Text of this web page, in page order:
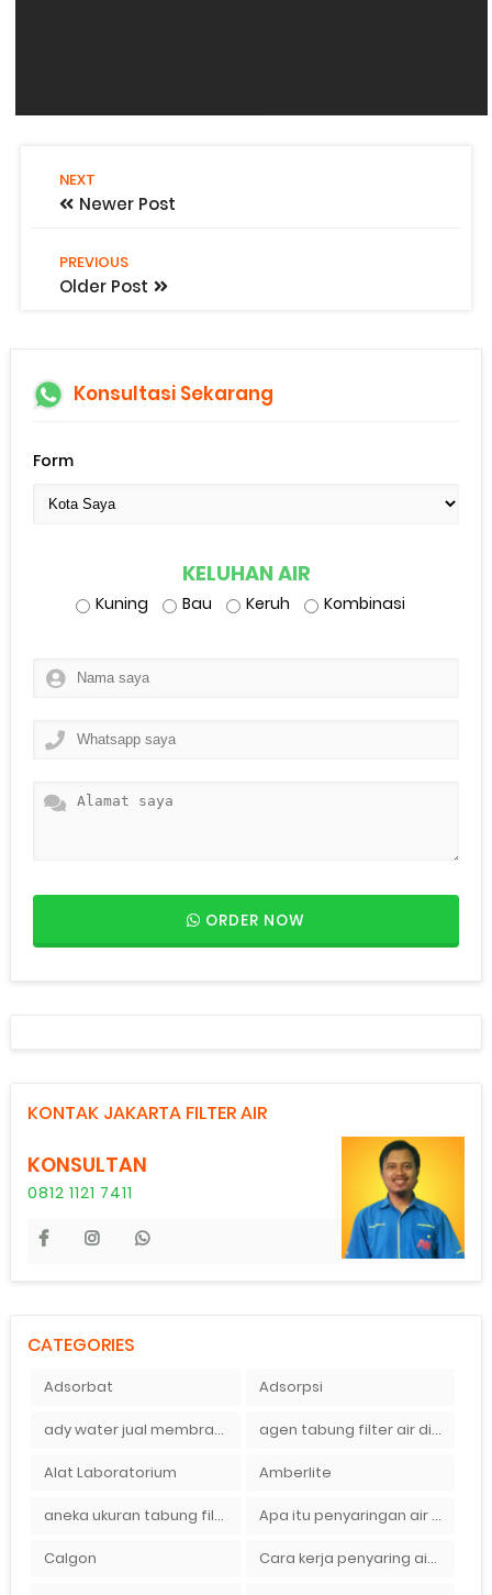
NEXT
Newer Post
PREVIOUS
Older Post
Konsultasi Sekarang
Form
KELUHAN AIR
Kuning Bau Keruh Kombinasi
ORDER NOW
KONTAK JAKARTA FILTER AIR
KONSULTAN
0812 1121 7411
CATEGORIES
Adsorbat Adsorpsi
ady water jual membran ro 2000 gpd harganya sangat murah agen tabung filter air di bandung
Alat Laboratorium Amberlite
aneka ukuran tabung filter air Apa itu penyaringan air secara umum
Calgon Cara kerja penyaring air Ady Water dengan tabung FRP berisikan lapisan media filter air